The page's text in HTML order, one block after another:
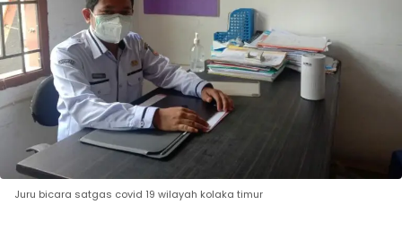
Juru bicara satgas covid 19 wilayah kolaka timur